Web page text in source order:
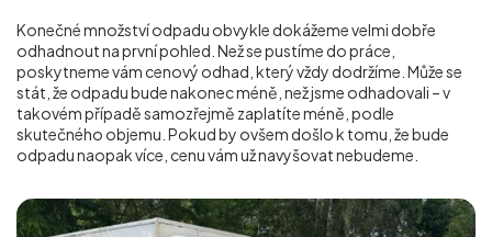
Konečné množství odpadu obvykle dokážeme velmi dobře
odhadnout na první pohled. Než se pustíme do práce,
poskytneme vám cenový odhad, který vždy dodržíme. Může se
stát, že odpadu bude nakonec méně, než jsme odhadovali – v
takovém případě samozřejmě zaplatíte méně, podle
skutečného objemu. Pokud by ovšem došlo k tomu, že bude
odpadu naopak více, cenu vám už navyšovat nebudeme.